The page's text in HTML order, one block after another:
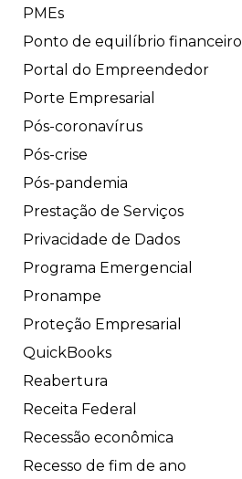
PMEs
Ponto de equilíbrio financeiro
Portal do Empreendedor
Porte Empresarial
Pós-coronavírus
Pós-crise
Pós-pandemia
Prestação de Serviços
Privacidade de Dados
Programa Emergencial
Pronampe
Proteção Empresarial
QuickBooks
Reabertura
Receita Federal
Recessão econômica
Recesso de fim de ano